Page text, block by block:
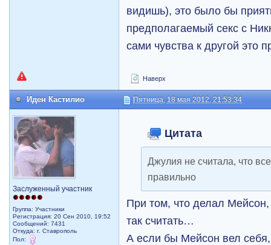
видишь), это было бы
предполагаемый секс с
сами чувства к другой это
Наверх
Иден Кастилио Пятница, 18 мая 2012, 21:53:34
Заслуженный участник
Группа: Участники
Регистрация: 20 Сен 2010, 19:52
Сообщений: 7431
Откуда: г. Ставрополь
Пол:
Цитата
Джулия не считала, что
правильно
При том, что делал
так считать…
А если бы Мейсон вел